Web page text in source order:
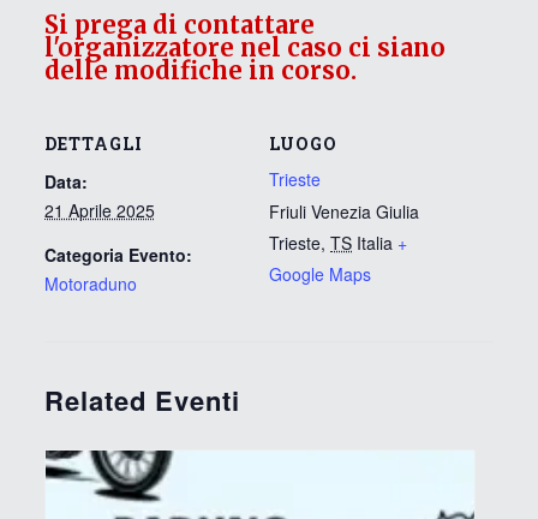
DETTAGLI
Data:
21 Aprile 2025
Categoria Evento:
Motoraduno
LUOGO
Trieste
Friuli Venezia Giulia
Trieste, TS Italia +
Google Maps
Related Eventi
Si prega di contattare
l'organizzatore nel caso ci siano
delle modifiche in corso.